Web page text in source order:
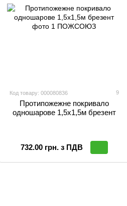
Код товару: 000080836 9
Протипожежне покривало
одношарове 1,5х1,5м брезент
732.00 грн. з ПДВ